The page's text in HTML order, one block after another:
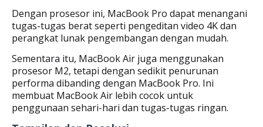
Dengan prosesor ini, MacBook Pro dapat menangani
tugas-tugas berat seperti pengeditan video 4K dan
perangkat lunak pengembangan dengan mudah.
Sementara itu, MacBook Air juga menggunakan
prosesor M2, tetapi dengan sedikit penurunan
performa dibanding dengan MacBook Pro. Ini
membuat MacBook Air lebih cocok untuk
penggunaan sehari-hari dan tugas-tugas ringan.